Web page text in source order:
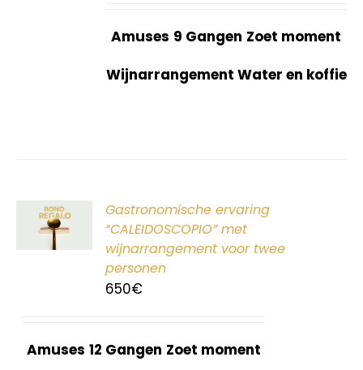
Amuses 9 Gangen Zoet moment
Wijnarrangement Water en koffie
Gastronomische ervaring
“CALEIDOSCOPIO” met
wijnarrangement voor twee
personen
650€
Amuses 12 Gangen Zoet moment